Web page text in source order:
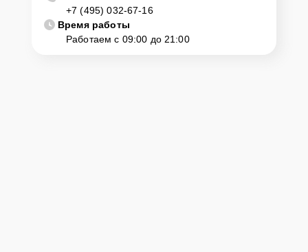
+7 (495) 032-67-16
Время работы
Работаем с 09:00 до 21:00